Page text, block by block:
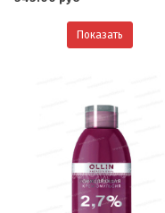
Показать